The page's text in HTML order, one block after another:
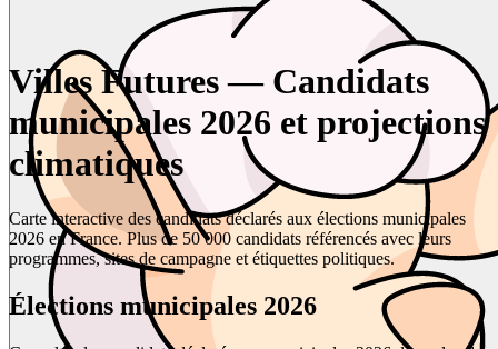
Villes Futures — Candidats
municipales 2026 et projections
climatiques
Carte interactive des candidats déclarés aux élections municipales
2026 en France. Plus de 50 000 candidats référencés avec leurs
programmes, sites de campagne et étiquettes politiques.
Élections municipales 2026